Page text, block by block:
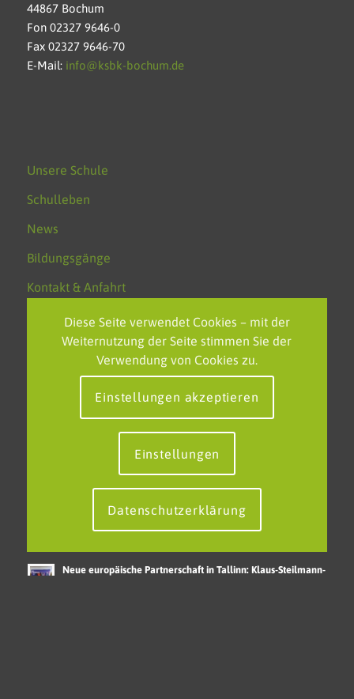
44867 Bochum
Fon 02327 9646-0
Fax 02327 9646-70
E-Mail: info@ksbk-bochum.de
Unsere Schule
Schulleben
News
Bildungsgänge
Kontakt & Anfahrt
Datenschutz
Impressum
NEUESTE BEITRÄGE
EU-Projekttag am KSBK – Grenzenlos lernen in einem
Neue europäische Partnerschaft in Tallinn: Klaus-Steilmann-
Diese Seite verwendet Cookies – mit der
Weiternutzung der Seite stimmen Sie der
Verwendung von Cookies zu.
Einstellungen akzeptieren
Einstellungen
Datenschutzerklärung